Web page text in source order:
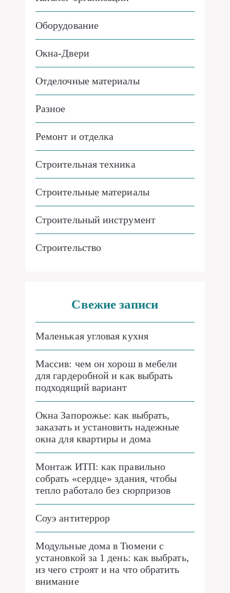
Оборудование
Окна-Двери
Отделочные материалы
Разное
Ремонт и отделка
Строительная техника
Строительные материалы
Строительный инструмент
Строительство
Свежие записи
Маленькая угловая кухня
Массив: чем он хорош в мебели
для гардеробной и как выбрать
подходящий вариант
Окна Запорожье: как выбрать,
заказать и установить надежные
окна для квартиры и дома
Монтаж ИТП: как правильно
собрать «сердце» здания, чтобы
тепло работало без сюрпризов
Соуэ антитеррор
Модульные дома в Тюмени с
установкой за 1 день: как выбрать,
из чего строят и на что обратить
внимание